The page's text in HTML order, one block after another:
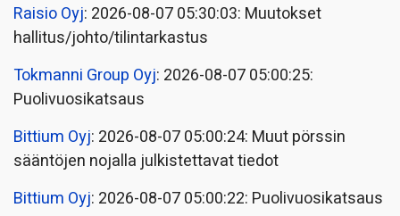
Raisio Oyj: 2026-08-07 05:30:03: Muutokset
hallitus/johto/tilintarkastus
Tokmanni Group Oyj: 2026-08-07 05:00:25:
Puolivuosikatsaus
Bittium Oyj: 2026-08-07 05:00:24: Muut pörssin
sääntöjen nojalla julkistettavat tiedot
Bittium Oyj: 2026-08-07 05:00:22: Puolivuosikatsaus